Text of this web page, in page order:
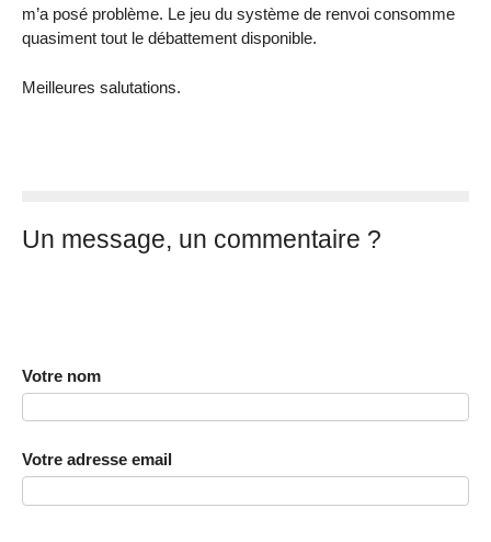
m’a posé problème. Le jeu du système de renvoi consomme
quasiment tout le débattement disponible.
Meilleures salutations.
Un message, un commentaire ?
Votre nom
Votre adresse email